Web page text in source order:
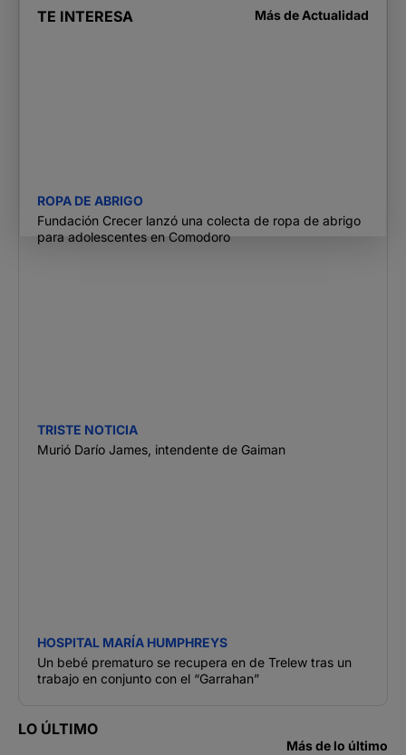
TE INTERESA Más de Actualidad
ROPA DE ABRIGO
Fundación Crecer lanzó una colecta de ropa de abrigo
para adolescentes en Comodoro
TRISTE NOTICIA
Murió Darío James, intendente de Gaiman
HOSPITAL MARÍA HUMPHREYS
Un bebé prematuro se recupera en de Trelew tras un
trabajo en conjunto con el “Garrahan”
LO ÚLTIMO
Más de lo último